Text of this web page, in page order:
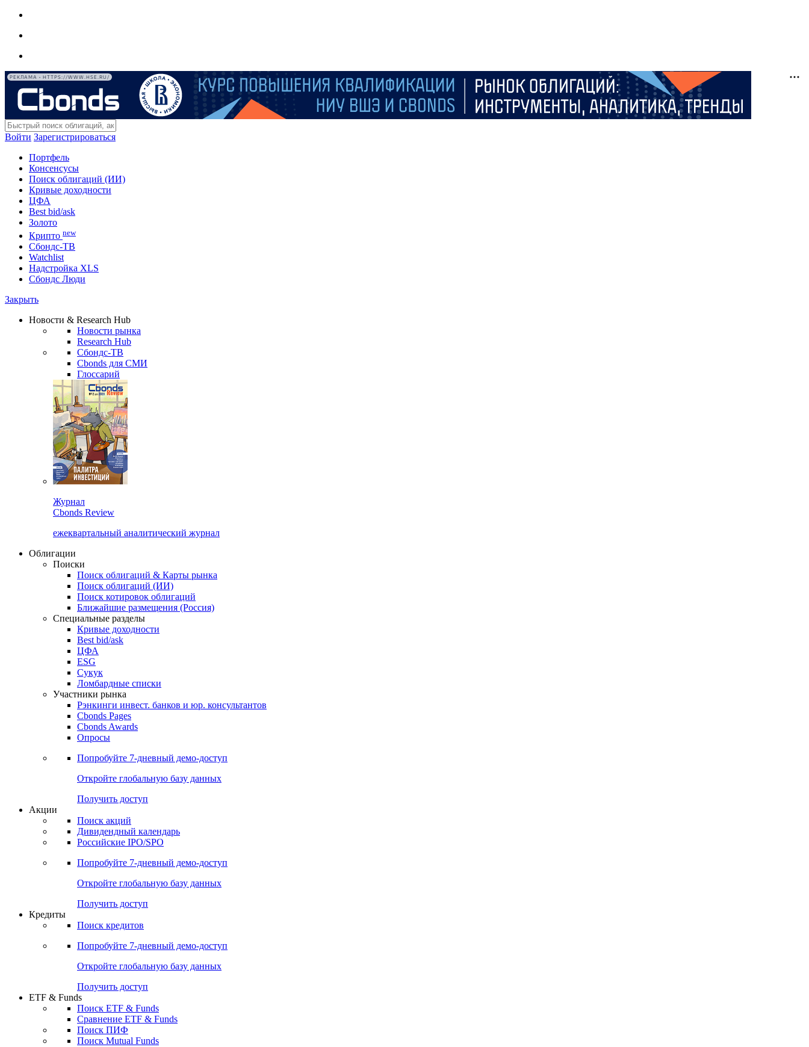
РЕКЛАМА • HTTPS://WWW.HSE.RU/
Войти Зарегистрироваться
Портфель
Консенсусы
Поиск облигаций (ИИ)
Кривые доходности
ЦФА
Best bid/ask
Золото
Крипто new
Сбондс-ТВ
Watchlist
Надстройка XLS
Сбондс Люди
Закрыть
Новости & Research Hub
Новости рынка
Research Hub
Сбондс-ТВ
Cbonds для СМИ
Глоссарий
Журнал
Cbonds Review
ежеквартальный аналитический журнал
Облигации
Поиски
Поиск облигаций & Карты рынка
Поиск облигаций (ИИ)
Поиск котировок облигаций
Ближайшие размещения (Россия)
Специальные разделы
Кривые доходности
Best bid/ask
ЦФА
ESG
Сукук
Ломбардные списки
Участники рынка
Рэнкинги инвест. банков и юр. консультантов
Cbonds Pages
Cbonds Awards
Опросы
Попробуйте 7-дневный демо-доступ
Откройте глобальную базу данных
Получить доступ
Акции
Поиск акций
Дивидендный календарь
Российские IPO/SPO
Попробуйте 7-дневный демо-доступ
Откройте глобальную базу данных
Получить доступ
Кредиты
Поиск кредитов
Попробуйте 7-дневный демо-доступ
Откройте глобальную базу данных
Получить доступ
ETF & Funds
Поиск ETF & Funds
Сравнение ETF & Funds
Поиск ПИФ
Поиск Mutual Funds